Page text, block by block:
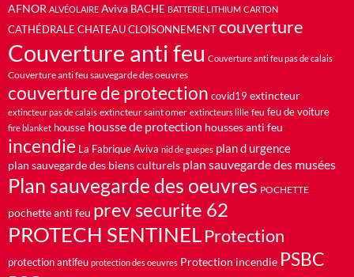
AFNOR ALVÉOLAIRE Aviva BACHE BATTERIE LITHIUM CARTON
CATHÉDRALE CHATEAU CLOISONNEMENT couverture
Couverture anti feu Couverture anti feu pas de calais
Couverture anti feu sauvegarde des oeuvres
couverture de protection covid19 extincteur
extincteur pas de calais extincteur saint omer extincteurs lille feu feu de voiture
fire blanket housse housse de protection housses anti feu
incendie La Fabrique Aviva nid de guepes plan d urgence
plan sauvegarde des biens culturels plan sauvegarde des musées
Plan sauvegarde des oeuvres POCHETTE
pochette anti feu prev securite 62
PROTECH SENTINELProtection
protection antifeu protection des oeuvres Protection incendie PSBC